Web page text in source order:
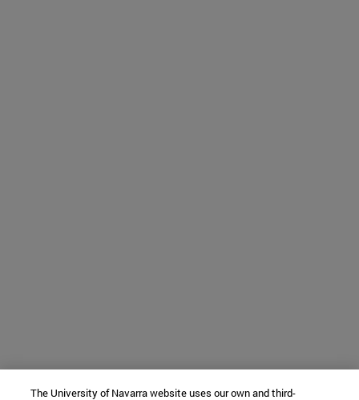
The University of Navarra website uses our own and third-